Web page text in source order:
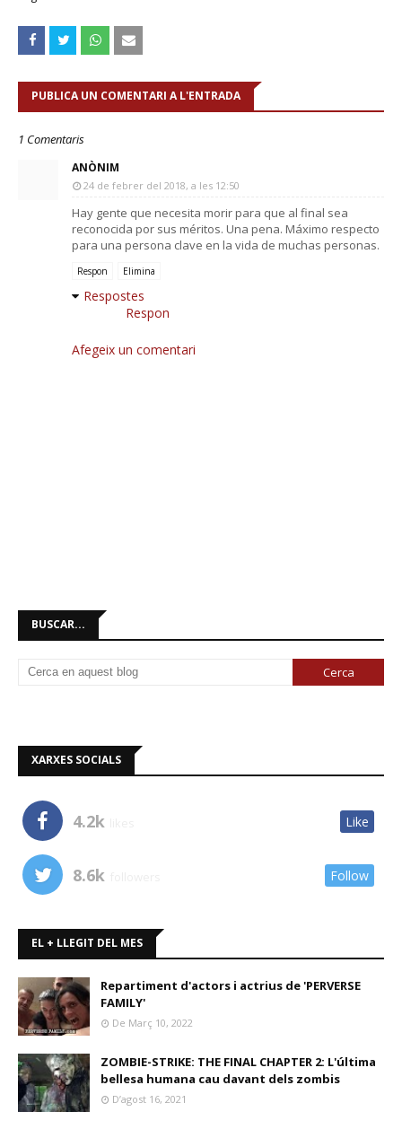
PUBLICA UN COMENTARI A L'ENTRADA
1 Comentaris
ANÒNIM
24 de febrer del 2018, a les 12:50
Hay gente que necesita morir para que al final sea
reconocida por sus méritos. Una pena. Máximo respecto
para una persona clave en la vida de muchas personas.
Respon Elimina
Respostes
Respon
Afegeix un comentari
BUSCAR...
XARXES SOCIALS
4.2k Like
8.6k Follow
EL + LLEGIT DEL MES
Repartiment d'actors i actrius de 'PERVERSE
FAMILY'
De Març 10, 2022
ZOMBIE-STRIKE: THE FINAL CHAPTER 2: L'última
bellesa humana cau davant dels zombis
D’agost 16, 2021